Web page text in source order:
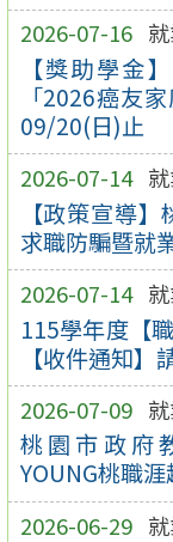
2026-07-16
【獎助學金
「2026癌友
09/20(日)止
2026-07-14
【政策宣導
求職防騙暨就
2026-07-14
115學年度【
【收件通知
2026-07-09
桃園市政府
YOUNG桃職
2026-06-29